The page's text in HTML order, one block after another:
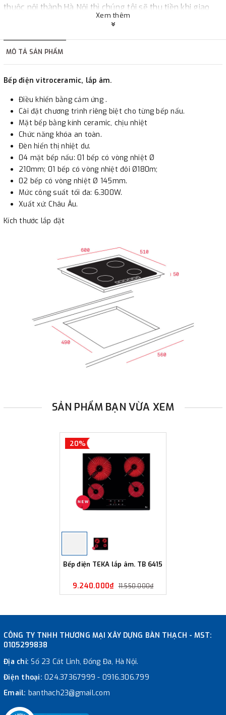
thuộc nội thành Hà Nội thì chúng tôi sẽ thu tiền khi giao
hàng hoặc khách hàng đặt tiền trước một phần giá trị đơn
2. Thanh toán trực tiếp tại :
phường Cát Linh, quận Đống Đa, Hà Nội.
3. Chuyển khoản qua ngân hàng
- Nếu địa điểm giao hàng khác với địa điểm thanh toán
hoặc với những đơn đặt hàng ngoài nội thành Hà Nội.
Chúng tôi sẽ thu tiền trước 100% giá trị hàng + phí vận
chuyển theo cước phí tính trong chính sách vận chuyển
- Sau khi có thông tin xác thực đã chuyển tiền của quý
Xem thêm
MÔ TẢ SẢN PHẨM
Bếp điện vitroceramic, lắp âm.
Điều khiển bằng cảm ứng .
Cài đặt chương trình riêng biệt cho từng bếp nấu.
Mặt bếp bằng kính ceramic, chịu nhiệt
Chức năng khóa an toàn.
Đèn hiển thị nhiệt dư.
04 mặt bếp nấu: 01 bếp có vòng nhiệt Ø
210mm; 01 bếp có vòng nhiệt đôi Ø180m;
02 bếp có vòng nhiệt Ø 145mm.
Mức công suất tối đa: 6.300W.
Xuất xứ: Châu Âu.
Kích thước lắp đặt
SẢN PHẨM BẠN VỪA XEM
20%
Bếp điện TEKA lắp âm. TB 6415
9.240.000₫ 11.550.000₫
CÔNG TY TNHH THƯƠNG MẠI XÂY DỰNG BÀN THẠCH - MST:
0105299838
Địa chỉ:Số 23 Cát Linh, Đống Đa, Hà Nội.
Điện thoại: 024.37367999 - 0916.306.799
Email: banthach23@gmail.com